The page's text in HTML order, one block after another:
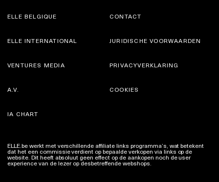
ELLE BELGIQUE CONTACT
ELLE INTERNATIONAL
VENTURES MEDIA
JURIDISCHE VOORWAARDEN
PRIVACYVERKLARING
A.V.
IA CHART
COOKIES
ELLE.be werkt met verschillende affiliate links programma’s, wat betekent
dat het een commissie verdient op bepaalde verkopen via links op de
website. Dit heeft absoluut geen effect op de aankopen noch de user
experience van de lezer op desbetreffende webshops.